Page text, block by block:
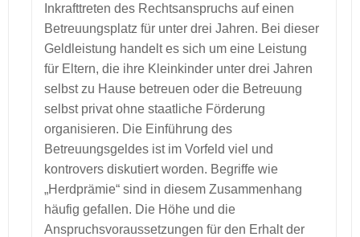
Inkrafttreten des Rechtsanspruchs auf einen
Betreuungsplatz für unter drei Jahren. Bei dieser
Geldleistung handelt es sich um eine Leistung
für Eltern, die ihre Kleinkinder unter drei Jahren
selbst zu Hause betreuen oder die Betreuung
selbst privat ohne staatliche Förderung
organisieren. Die Einführung des
Betreuungsgeldes ist im Vorfeld viel und
kontrovers diskutiert worden. Begriffe wie
„Herdprämie“ sind in diesem Zusammenhang
häufig gefallen. Die Höhe und die
Anspruchsvoraussetzungen für den Erhalt der